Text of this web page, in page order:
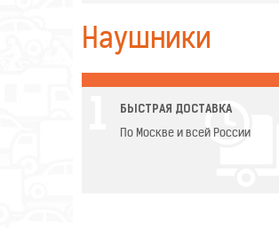
Наушники
БЫСТРАЯ ДОСТАВКА
По Москве и всей России